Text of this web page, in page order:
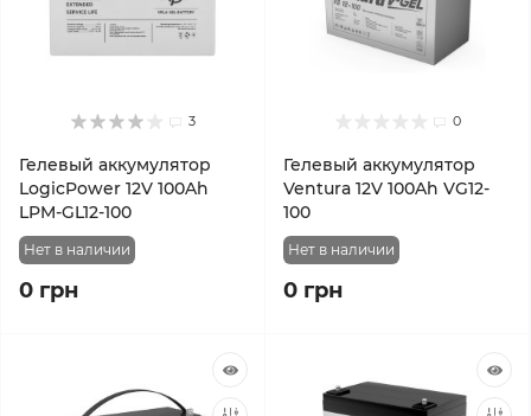
3
Гелевый аккумулятор
LogicPower 12V 100Ah
LPM-GL12-100
Нет в наличии
0 грн
0
Гелевый аккумулятор
Ventura 12V 100Ah VG12-
100
Нет в наличии
0 грн